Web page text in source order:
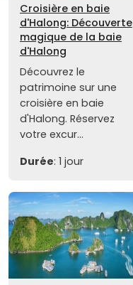
Croisière en baie
d'Halong: Découverte
magique de la baie
d'Halong
Découvrez le
patrimoine sur une
croisière en baie
d'Halong. Réservez
votre excur...
Durée: 1 jour